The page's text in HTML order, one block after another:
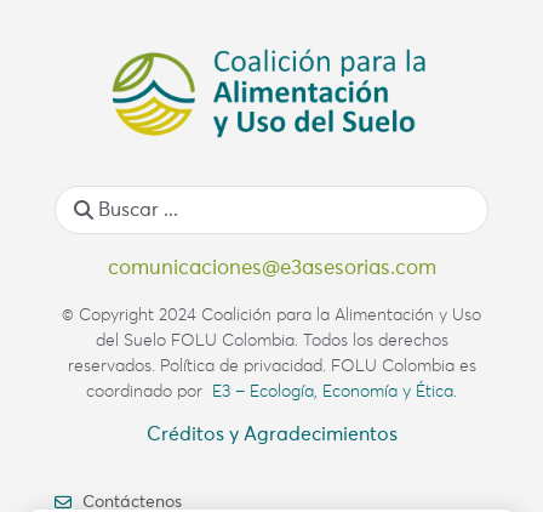
comunicaciones@e3asesorias.com
© Copyright 2024 Coalición para la Alimentación y Uso
del Suelo FOLU Colombia. Todos los derechos
reservados. Política de privacidad. FOLU Colombia es
coordinado por E3 – Ecología, Economía y Ética.
Créditos y Agradecimientos
Contáctenos